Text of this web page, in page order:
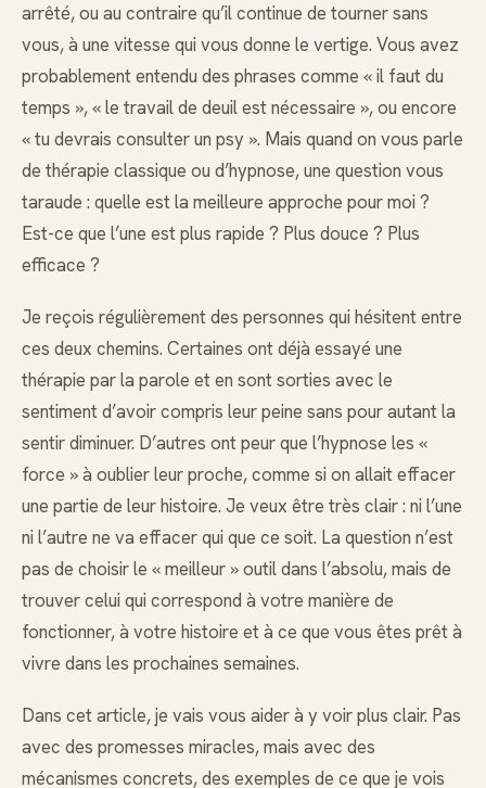
arrêté, ou au contraire qu’il continue de tourner sans
vous, à une vitesse qui vous donne le vertige. Vous avez
probablement entendu des phrases comme « il faut du
temps », « le travail de deuil est nécessaire », ou encore
« tu devrais consulter un psy ». Mais quand on vous parle
de thérapie classique ou d’hypnose, une question vous
taraude : quelle est la meilleure approche pour moi ?
Est-ce que l’une est plus rapide ? Plus douce ? Plus
efficace ?
Je reçois régulièrement des personnes qui hésitent entre
ces deux chemins. Certaines ont déjà essayé une
thérapie par la parole et en sont sorties avec le
sentiment d’avoir compris leur peine sans pour autant la
sentir diminuer. D’autres ont peur que l’hypnose les «
force » à oublier leur proche, comme si on allait effacer
une partie de leur histoire. Je veux être très clair : ni l’une
ni l’autre ne va effacer qui que ce soit. La question n’est
pas de choisir le « meilleur » outil dans l’absolu, mais de
trouver celui qui correspond à votre manière de
fonctionner, à votre histoire et à ce que vous êtes prêt à
vivre dans les prochaines semaines.
Dans cet article, je vais vous aider à y voir plus clair. Pas
avec des promesses miracles, mais avec des
mécanismes concrets, des exemples de ce que je vois